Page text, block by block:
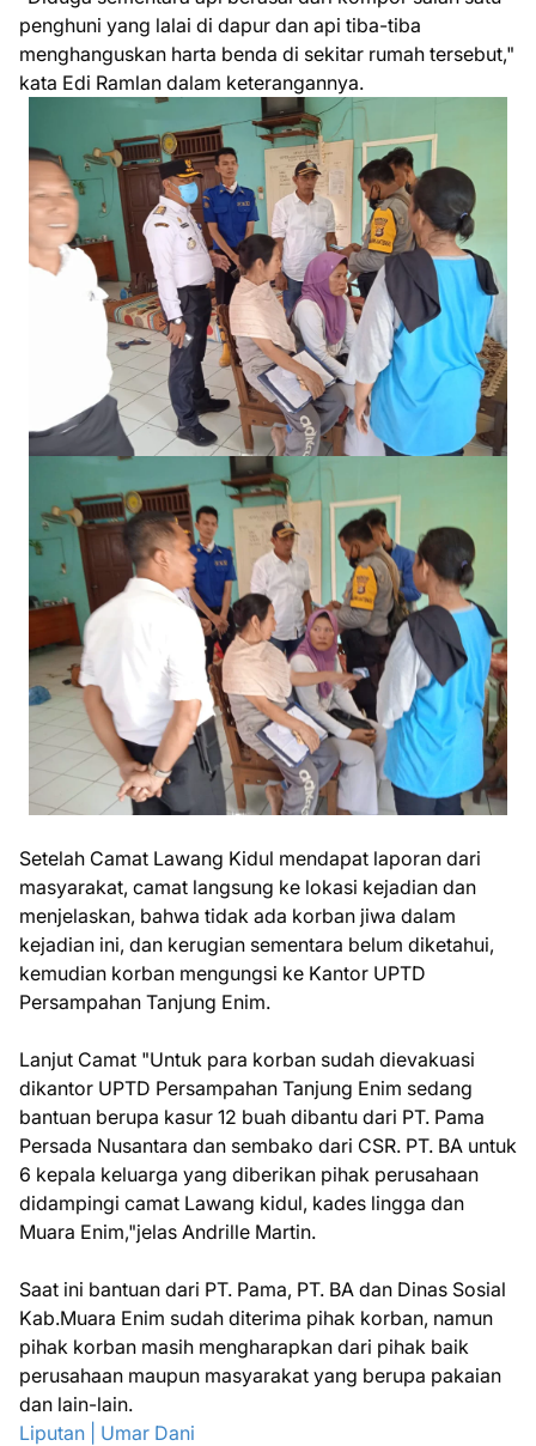
penghuni yang lalai di dapur dan api tiba-tiba
menghanguskan harta benda di sekitar rumah tersebut,"
kata Edi Ramlan dalam keterangannya.
Setelah Camat Lawang Kidul mendapat laporan dari
masyarakat, camat langsung ke lokasi kejadian dan
menjelaskan, bahwa tidak ada korban jiwa dalam
kejadian ini, dan kerugian sementara belum diketahui,
kemudian korban mengungsi ke Kantor UPTD
Persampahan Tanjung Enim.
Lanjut Camat "Untuk para korban sudah dievakuasi
dikantor UPTD Persampahan Tanjung Enim sedang
bantuan berupa kasur 12 buah dibantu dari PT. Pama
Persada Nusantara dan sembako dari CSR. PT. BA untuk
6 kepala keluarga yang diberikan pihak perusahaan
didampingi camat Lawang kidul, kades lingga dan
Muara Enim,"jelas Andrille Martin.
Saat ini bantuan dari PT. Pama, PT. BA dan Dinas Sosial
Kab.Muara Enim sudah diterima pihak korban, namun
pihak korban masih mengharapkan dari pihak baik
perusahaan maupun masyarakat yang berupa pakaian
dan lain-lain.
Liputan | Umar Dani